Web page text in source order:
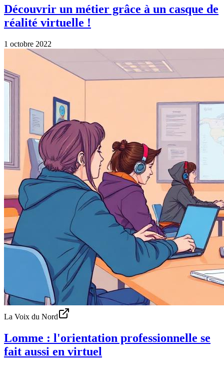
Découvrir un métier grâce à un casque de
réalité virtuelle !
1 octobre 2022
La Voix du Nord
Lomme : l'orientation professionnelle se
fait aussi en virtuel